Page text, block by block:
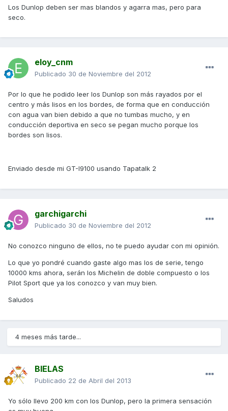
Los Dunlop deben ser mas blandos y agarra mas, pero para
seco.
eloy_cnm
Publicado 30 de Noviembre del 2012
Por lo que he podido leer los Dunlop son más rayados por el
centro y más lisos en los bordes, de forma que en conducción
con agua van bien debido a que no tumbas mucho, y en
conducción deportiva en seco se pegan mucho porque los
bordes son lisos.
Enviado desde mi GT-I9100 usando Tapatalk 2
garchigarchi
Publicado 30 de Noviembre del 2012
No conozco ninguno de ellos, no te puedo ayudar con mi opinión.
Lo que yo pondré cuando gaste algo mas los de serie, tengo
10000 kms ahora, serán los Michelin de doble compuesto o los
Pilot Sport que ya los conozco y van muy bien.
Saludos
4 meses más tarde...
BIELAS
Publicado 22 de Abril del 2013
Yo sólo llevo 200 km con los Dunlop, pero la primera sensación